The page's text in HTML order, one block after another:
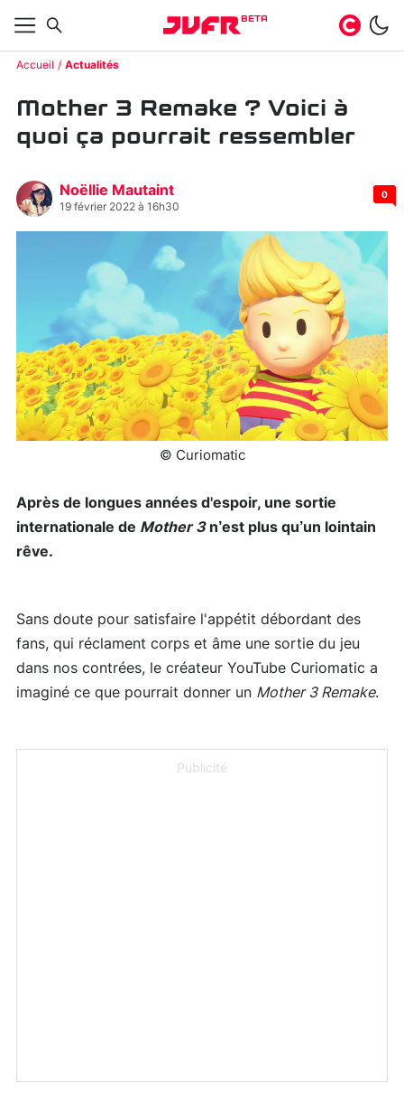
BETA
Accueil Actualités
Mother 3 Remake ? Voici à
quoi ça pourrait ressembler
Noëllie Mautaint
19 février 2022 à 16h30
0
© Curiomatic
Après de longues années d'espoir, une sortie
internationale de Mother 3n’est plus qu’un lointain
rêve.
Sans doute pour satisfaire l'appétit débordant des
fans, qui réclament corps et âme une sortie du jeu
dans nos contrées, le créateur YouTube Curiomatic a
imaginé ce que pourrait donner un Mother 3 Remake.
Publicité